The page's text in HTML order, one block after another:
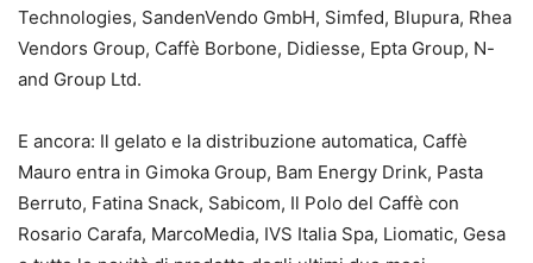
Technologies, SandenVendo GmbH, Simfed, Blupura, Rhea
Vendors Group, Caffè Borbone, Didiesse, Epta Group, N-
and Group Ltd.
E ancora: Il gelato e la distribuzione automatica, Caffè
Mauro entra in Gimoka Group, Bam Energy Drink, Pasta
Berruto, Fatina Snack, Sabicom, Il Polo del Caffè con
Rosario Carafa, MarcoMedia, IVS Italia Spa, Liomatic, Gesa